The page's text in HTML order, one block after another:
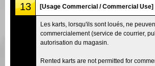
13 [Usage Commercial / Commercial Use]
Les karts, lorsqu'ils sont loués, ne
commercialement (service de courrier,
autorisation du magasin.
Rented karts are not permitted for